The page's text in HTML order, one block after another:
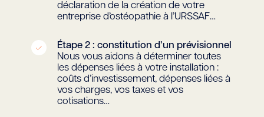
déclaration de la création de votre
entreprise d’ostéopathie à l’URSSAF…
Étape 2 : constitution d’un prévisionnel
Nous vous aidons à déterminer toutes
les dépenses liées à votre installation :
coûts d’investissement, dépenses liées à
vos charges, vos taxes et vos
cotisations…